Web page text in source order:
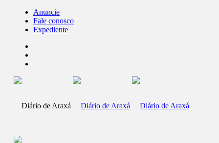
Anuncie
Fale conosco
Expediente